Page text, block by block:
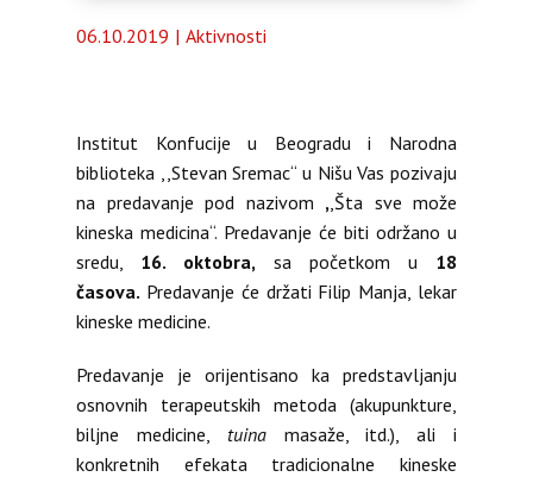
06.10.2019 Aktivnosti
Institut Konfucije u Beogradu i Narodna
biblioteka ,,Stevan Sremac“ u Nišu Vas pozivaju
na predavanje pod nazivom ,,Šta sve može
kineska medicina“. Predavanje će biti održano u
sredu, 16. oktobra, sa početkom u 18
časova. Predavanje će držati Filip Manja, lekar
kineske medicine.
Predavanje je orijentisano ka predstavljanju
osnovnih terapeutskih metoda (akupunkture,
biljne medicine, tuinamasaže, itd.), ali i
konkretnih efekata tradicionalne kineske